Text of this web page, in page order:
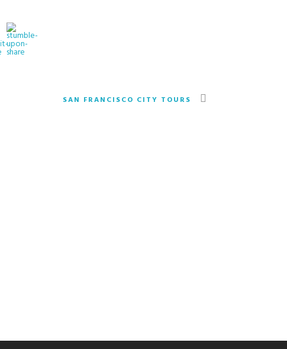
SAN FRANCISCO CITY TOURS